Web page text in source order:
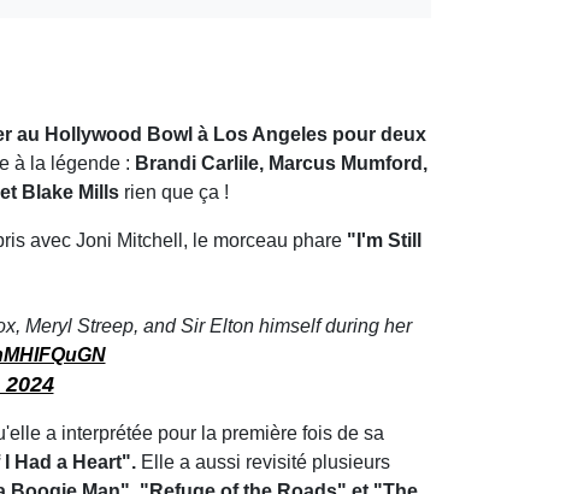
au Hollywood Bowl à Los Angeles pour deux
à la légende : Brandi Carlile, Marcus Mumford,
Blake Mills rien que ça !
avec Joni Mitchell, le morceau phare "I'm Still
Meryl Streep, and Sir Elton himself during her
a interprétée pour la première fois de sa
Had a Heart". Elle a aussi revisité plusieurs